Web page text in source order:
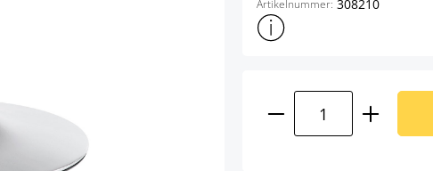
Artikelnummer: 308210
Toon meer productinformatie